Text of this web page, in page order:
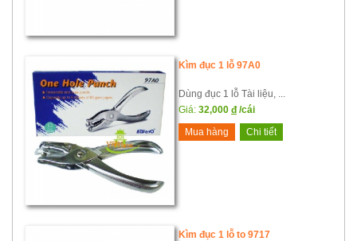
Kìm đục 1 lỗ 97A0
Dùng đục 1 lỗ Tài liệu, ...
Giá: 32,000 đ /cái
Mua hàng
Chi tiết
Kìm đục 1 lỗ to 9717